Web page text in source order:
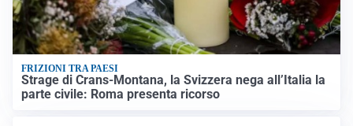
FRIZIONI TRA PAESI
Strage di Crans-Montana, la Svizzera nega all’Italia la
parte civile: Roma presenta ricorso